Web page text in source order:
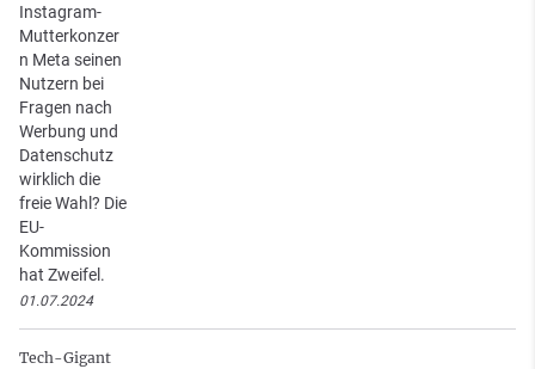
Instagram-
Mutterkonzer
n Meta seinen
Nutzern bei
Fragen nach
Werbung und
Datenschutz
wirklich die
freie Wahl? Die
EU-
Kommission
hat Zweifel.
01.07.2024
Tech-Gigant